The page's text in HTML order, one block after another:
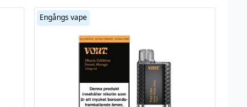
Engångs vape